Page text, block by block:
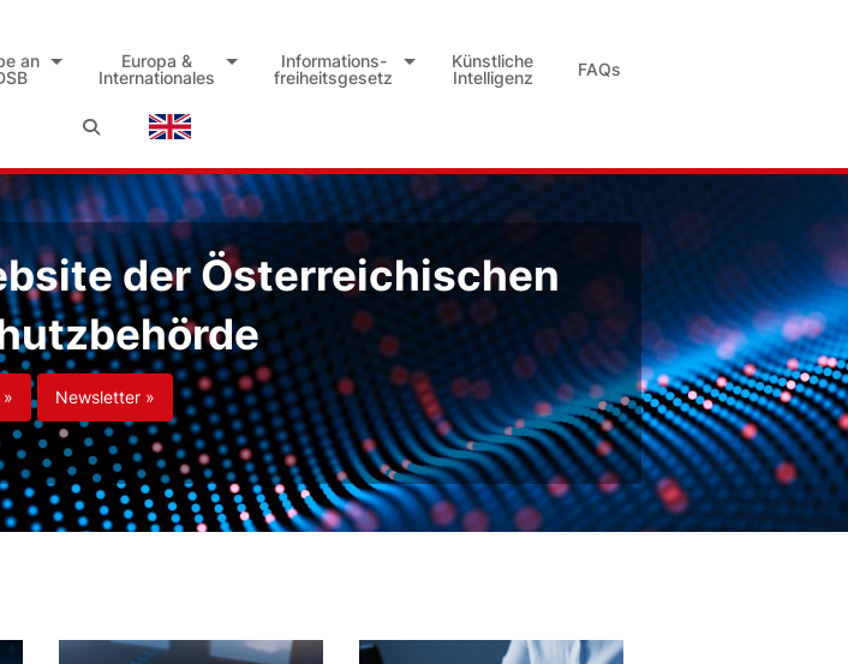
an
Europa &
Internationales
Informations-
freiheitsgesetz
Künstliche
Intelligenz
FAQs
der Österreichischen
Newsletter »